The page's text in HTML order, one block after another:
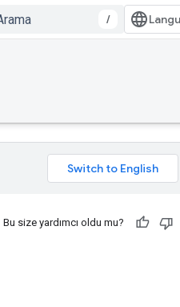
/
Bu size yardımcı oldu mu?